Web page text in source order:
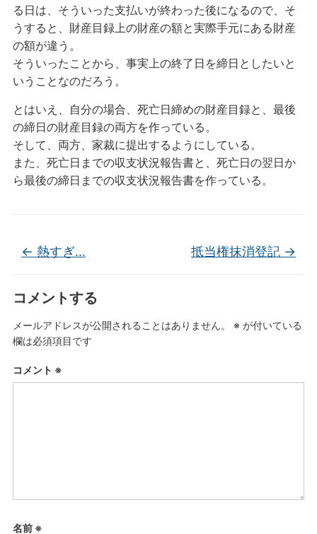
る日は、そういった支払いが終わった後になるので、そ
うすると、財産目録上の財産の額と実際手元にある財産
の額が違う。
そういったことから、事実上の終了日を締日としたいと
いうことなのだろう。
とはいえ、自分の場合、死亡日締めの財産目録と、最後
の締日の財産目録の両方を作っている。
そして、両方、家裁に提出するようにしている。
また、死亡日までの収支状況報告書と、死亡日の翌日か
ら最後の締日までの収支状況報告書を作っている。
← 熱すぎ… 抵当権抹消登記 →
コメントする
メールアドレスが公開されることはありません。 ※ が付いている
欄は必須項目です
コメント ※
名前 ※